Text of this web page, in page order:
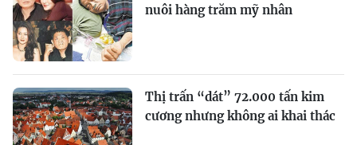
nuôi hàng trăm mỹ nhân
Thị trấn “dát” 72.000 tấn kim
cương nhưng không ai khai thác